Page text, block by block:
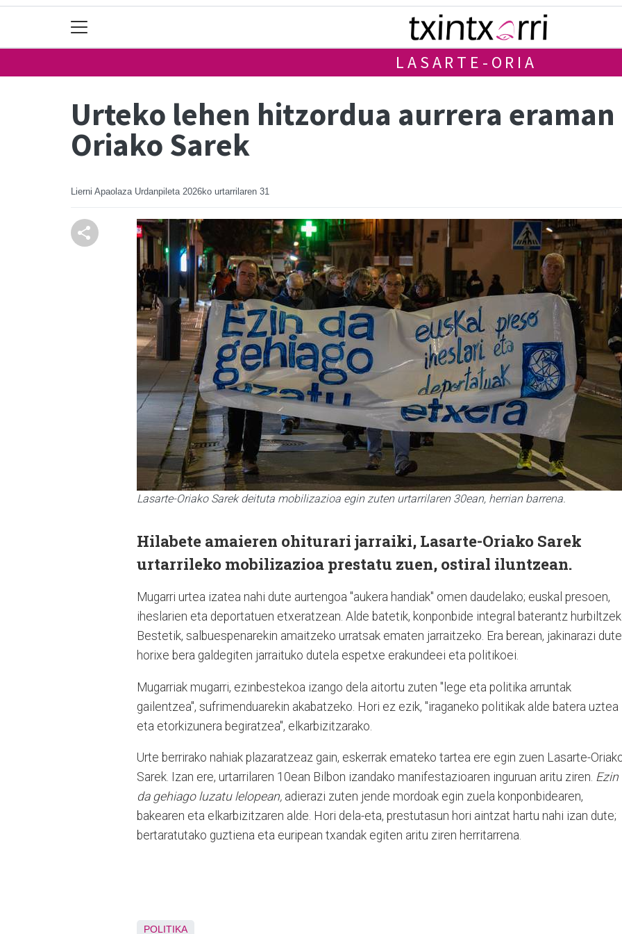
LASARTE-ORIA
Urteko lehen hitzordua aurrera
Oriako Sarek
Lierni Apaolaza Urdanpileta 2026ko urtarrilaren 31
Lasarte-Oriako Sarek deituta mobilizazioa egin zuten urtarrilaren 30ean, herrian barrena.
Hilabete amaieren ohiturari jarraiki, Lasarte-Oriako Sarek
urtarrileko mobilizazioa prestatu zuen, ostiral iluntzean.
Mugarri urtea izatea nahi dute aurtengoa "aukera handiak" omen daudelako; euskal presoen,
iheslarien eta deportatuen etxeratzean. Alde batetik, konponbide integral baterantz
Bestetik, salbuespenarekin amaitzeko urratsak ematen jarraitzeko. Era berean, jakinarazi dute
horixe bera galdegiten jarraituko dutela espetxe erakundeei eta politikoei.
Mugarriak mugarri, ezinbestekoa izango dela aitortu zuten "lege eta politika arruntak
gailentzea", sufrimenduarekin akabatzeko. Hori ez ezik, "iraganeko politikak alde batera uztea
eta etorkizunera begiratzea", elkarbizitzarako.
Urte berrirako nahiak plazaratzeaz gain, eskerrak emateko tartea ere egin zuen Lasarte-
Sarek. Izan ere, urtarrilaren 10ean Bilbon izandako manifestazioaren inguruan aritu ziren. Ezin
da gehiago luzatu lelopean, adierazi zuten jende mordoak egin zuela konponbidearen,
bakearen eta elkarbizitzaren alde. Hori dela-eta, prestutasun hori aintzat hartu nahi izan dute;
bertaratutako guztiena eta euripean txandak egiten aritu ziren herritarrena.
POLITIKA